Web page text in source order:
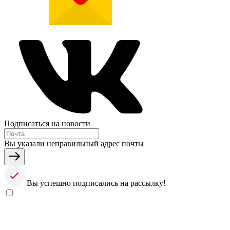
Подписаться на новости
Вы указали неправильный адрес почты
Вы успешно подписались на рассылку!